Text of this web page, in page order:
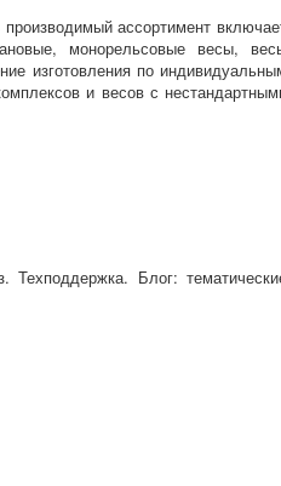
ассортимент
монорельсовые весы,
изготовления по
и весов с
Техподдержка. Блог: